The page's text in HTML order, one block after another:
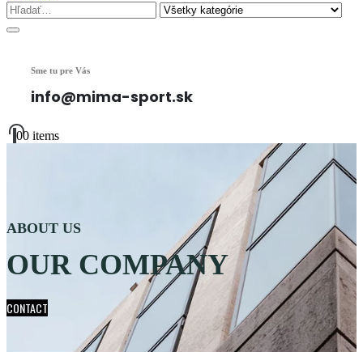
Sme tu pre Vás
info@mima-sport.sk
00 items
ABOUT US
OUR COMPANY
CONTACT